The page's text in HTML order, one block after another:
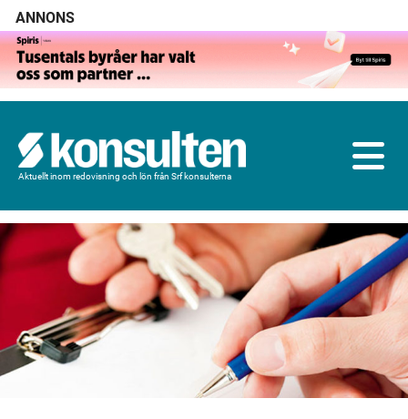
ANNONS
Aktuellt inom redovisning och lön från Srf konsulterna